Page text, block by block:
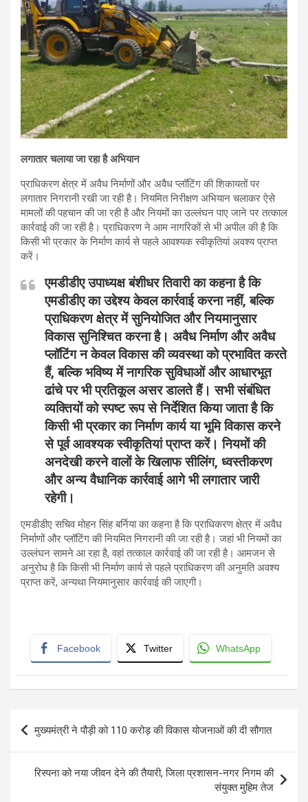
लगातार चलाया जा रहा है अभियान
प्राधिकरण क्षेत्र में अवैध निर्माणों और अवैध प्लॉटिंग की शिकायतों पर
लगातार निगरानी रखी जा रही है। नियमित निरीक्षण अभियान चलाकर ऐसे
मामलों की पहचान की जा रही है और नियमों का उल्लंघन पाए जाने पर तत्काल
कार्रवाई की जा रही है। प्राधिकरण ने आम नागरिकों से भी अपील की है कि
किसी भी प्रकार के निर्माण कार्य से पहले आवश्यक स्वीकृतियां अवश्य प्राप्त
करें।
एमडीडीए उपाध्यक्ष बंशीधर तिवारी का कहना है कि
एमडीडीए का उद्देश्य केवल कार्रवाई करना नहीं, बल्कि
प्राधिकरण क्षेत्र में सुनियोजित और नियमानुसार
विकास सुनिश्चित करना है। अवैध निर्माण और अवैध
प्लॉटिंग न केवल विकास की व्यवस्था को प्रभावित करते
हैं, बल्कि भविष्य में नागरिक सुविधाओं और आधारभूत
ढांचे पर भी प्रतिकूल असर डालते हैं। सभी संबंधित
व्यक्तियों को स्पष्ट रूप से निर्देशित किया जाता है कि
किसी भी प्रकार का निर्माण कार्य या भूमि विकास करने
से पूर्व आवश्यक स्वीकृतियां प्राप्त करें। नियमों की
अनदेखी करने वालों के खिलाफ सीलिंग, ध्वस्तीकरण
और अन्य वैधानिक कार्रवाई आगे भी लगातार जारी
रहेगी।
एमडीडीए सचिव मोहन सिंह बर्निया का कहना है कि प्राधिकरण क्षेत्र में अवैध
निर्माणों और प्लॉटिंग की नियमित निगरानी की जा रही है। जहां भी नियमों का
उल्लंघन सामने आ रहा है, वहां तत्काल कार्रवाई की जा रही है। आमजन से
अनुरोध है कि किसी भी निर्माण कार्य से पहले प्राधिकरण की अनुमति अवश्य
प्राप्त करें, अन्यथा नियमानुसार कार्रवाई की जाएगी।
Facebook Twitter WhatsApp
Post
navigation
मुख्यमंत्री ने पौड़ी को 110 करोड़ की विकास योजनाओं की दी सौगात
रिस्पना को नया जीवन देने की तैयारी, जिला प्रशासन-नगर निगम की
संयुक्त मुहिम तेज